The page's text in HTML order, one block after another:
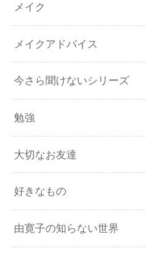
メイク
メイクアドバイス
今さら聞けないシリーズ
勉強
大切なお友達
好きなもの
由寛子の知らない世界